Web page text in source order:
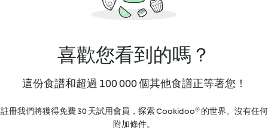
喜歡您看到的嗎？
這份食譜和超過 100 000 個其他食譜正等著您！
註冊我們將獲得免費 30 天試用會員，探索 Cookidoo® 的世界。沒有任何
附加條件。